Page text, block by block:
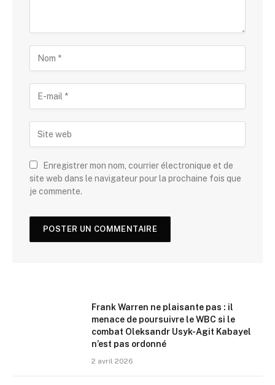
Enregistrer mon nom, courrier électronique et de
site web dans le navigateur pour la prochaine fois que
je commente.
Frank Warren ne plaisante pas : il
menace de poursuivre le WBC si le
combat Oleksandr Usyk-Agit Kabayel
n’est pas ordonné
2 avril 2026